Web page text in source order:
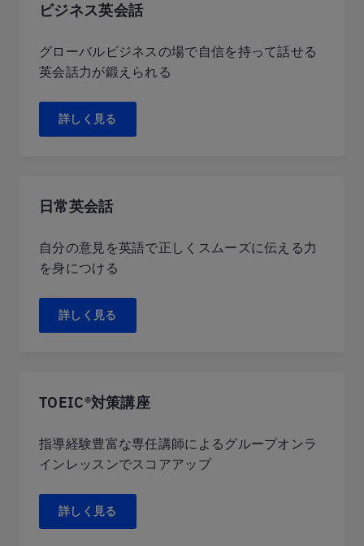
ビジネス英会話
グローバルビジネスの場で自信を持って話せる
英会話力が鍛えられる
詳しく見る
日常英会話
自分の意見を英語で正しくスムーズに伝える力
を身につける
詳しく見る
TOEIC®対策講座
指導経験豊富な専任講師によるグループオンラ
インレッスンでスコアアップ
詳しく見る